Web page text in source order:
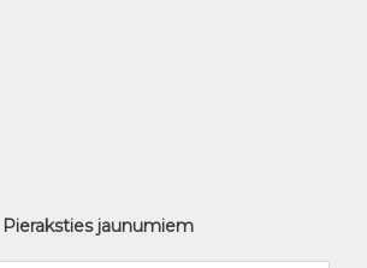
Pieraksties jaunumiem